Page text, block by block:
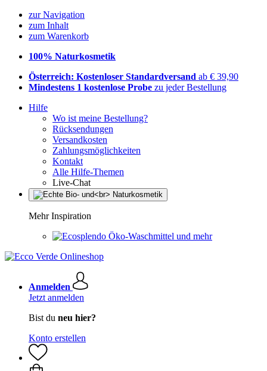
zur Navigation
zum Inhalt
zum Warenkorb
100% Naturkosmetik
Österreich: Kostenloser Standardversand ab € 39,90
Mindestens 1 kostenlose Probe zu jeder Bestellung
Hilfe
Wo ist meine Bestellung?
Rücksendungen
Versandkosten
Zahlungsmöglichkeiten
Kontakt
Alle Hilfe-Themen
Live-Chat
Mehr Inspiration
Öko-Waschmittel und mehr
Anmelden
Jetzt anmelden
Bist du neu hier?
Konto erstellen